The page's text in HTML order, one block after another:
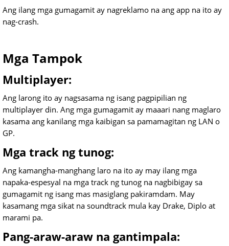
Ang ilang mga gumagamit ay nagreklamo na ang app na ito ay
nag-crash.
Mga Tampok
Multiplayer:
Ang larong ito ay nagsasama ng isang pagpipilian ng
multiplayer din. Ang mga gumagamit ay maaari nang maglaro
kasama ang kanilang mga kaibigan sa pamamagitan ng LAN o
GP.
Mga track ng tunog:
Ang kamangha-manghang laro na ito ay may ilang mga
napaka-espesyal na mga track ng tunog na nagbibigay sa
gumagamit ng isang mas masiglang pakiramdam. May
kasamang mga sikat na soundtrack mula kay Drake, Diplo at
marami pa.
Pang-araw-araw na gantimpala: